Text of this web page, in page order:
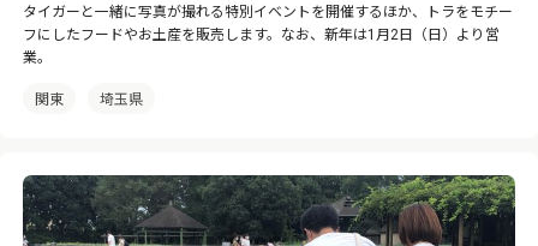
タイガーと一緒に写真が撮れる特別イベントを開催するほか、トラをモチー
フにしたフードやお土産を販売します。なお、新年は1月2日（日）より営
業。
関東 埼玉県